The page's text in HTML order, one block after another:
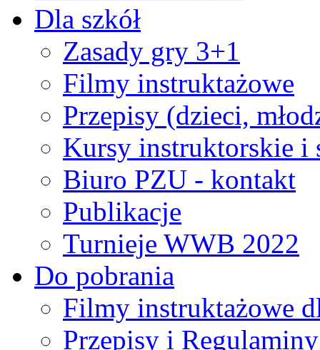
Dla szkół
Zasady gry 3+1
Filmy instruktażowe
Przepisy (dzieci,
Kursy instruktorskie i
Biuro PZU - kontakt
Publikacje
Turnieje WWB 2022
Do pobrania
Filmy instruktażowe
Przepisy i Regulaminy